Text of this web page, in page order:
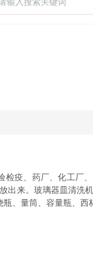
疫、药厂、化工厂
来。玻璃器皿清洗
、量筒、容量瓶、西